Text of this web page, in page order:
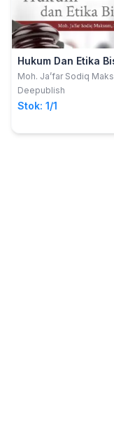
Hukum Dan Etika
Moh. Ja’far Sodiq
S.H.I., M.H.
Deepublish
Stok: 1/1